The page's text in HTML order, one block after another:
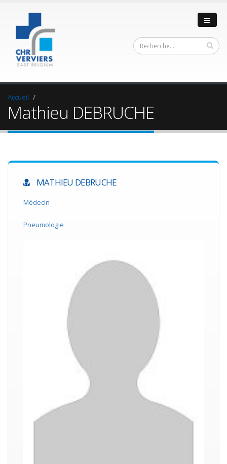
Accueil
Mathieu DEBRUCHE
MATHIEU DEBRUCHE
Médecin
Pneumologie